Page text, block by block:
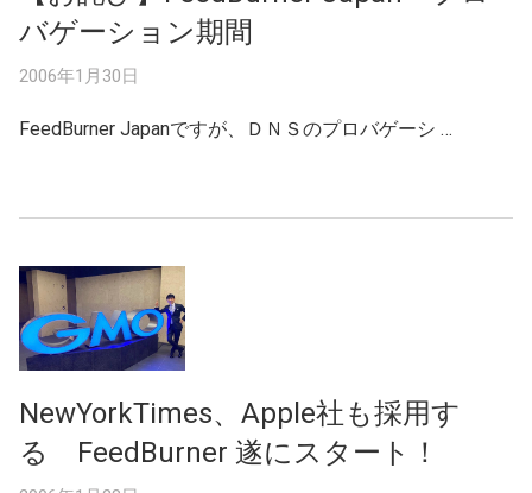
バゲーション期間
2006年1月30日
FeedBurner Japanですが、ＤＮＳのプロバゲーシ …
NewYorkTimes、Apple社も採用す
る FeedBurner 遂にスタート！